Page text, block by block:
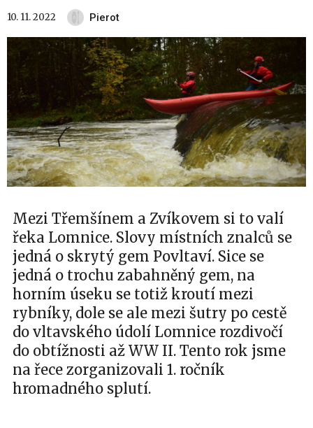
10. 11. 2022 Pierot
Mezi Třemšínem a Zvíkovem si to valí
řeka Lomnice. Slovy místních znalců se
jedná o skrytý gem Povltaví. Sice se
jedná o trochu zabahněný gem, na
horním úseku se totiž kroutí mezi
rybníky, dole se ale mezi šutry po cestě
do vltavského údolí Lomnice rozdivočí
do obtížnosti až WW II. Tento rok jsme
na řece zorganizovali 1. ročník
hromadného splutí.